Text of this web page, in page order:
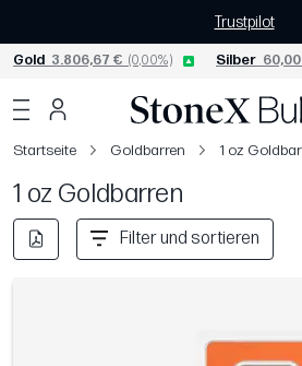
Trustpilot
Gold 3.806,67 € (0,00%) Silber
Startseite Goldbarren 1 oz
1 oz Goldbarren
Filter und sortieren